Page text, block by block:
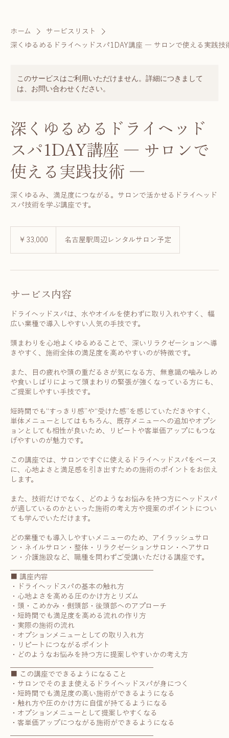
ホーム
サービスリスト
深くゆるめるドライヘッドスパ1DAY講座 ― サロンで使える実践
このサービスはご利用いただけません。詳細につきまして
は、お問い合わせください。
深くゆるめるドライヘッド
スパ1DAY講座 ― サロンで
使える実践技術 ―
深くゆるみ、満足度につながる。サロンで活かせるドライヘッド
スパ技術を学ぶ講座です。
￥33,000 名古屋駅周辺レンタルサロン予定
サービス内容
ドライヘッドスパは、水やオイルを使わずに取り入れやすく、幅
広い業種で導入しやすい人気の手技です。
頭まわりを心地よくゆるめることで、深いリラクゼーションへ導
きやすく、施術全体の満足度を高めやすいのが特徴です。
また、目の疲れや頭の重だるさが気になる方、無意識の噛みしめ
や食いしばりによって頭まわりの緊張が強くなっている方にも、
ご提案しやすい手技です。
短時間でも“すっきり感”や“受けた感”を感じていただきやすく、
単体メニューとしてはもちろん、既存メニューへの追加やオプシ
ョンとしても相性が良いため、リピートや客単価アップにもつな
げやすいのが魅力です。
この講座では、サロンですぐに使えるドライヘッドスパをベース
に、心地よさと満足感を引き出すための施術のポイントをお伝え
します。
また、技術だけでなく、どのようなお悩みを持つ方にヘッドスパ
が適しているのかといった施術の考え方や提案のポイントについ
ても学んでいただけます。
どの業種でも導入しやすいメニューのため、アイラッシュサロ
ン・ネイルサロン・整体・リラクゼーションサロン・ヘアサロ
ン・介護施設など、職種を問わずご受講いただける講座です。
■ 講座内容
・ドライヘッドスパの基本の触れ方
・心地よさを高める圧のかけ方とリズム
・頭・こめかみ・側頭部・後頭部へのアプローチ
・短時間でも満足度を高める流れの作り方
・実際の施術の流れ
・オプションメニューとしての取り入れ方
・リピートにつながるポイント
・どのようなお悩みを持つ方に提案しやすいかの考え方
■ この講座でできるようになること
・サロンでそのまま使えるドライヘッドスパが身につく
・短時間でも満足度の高い施術ができるようになる
・触れ方や圧のかけ方に自信が持てるようになる
・オプションメニューとして提案しやすくなる
・客単価アップにつながる施術ができるようになる